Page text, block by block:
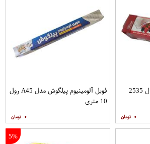
کیسه زیپ دار پیلگوش مدل 2535
۰
فویل آلومینیوم پیلگوش مدل A45 رول
10 متری
۰
5%